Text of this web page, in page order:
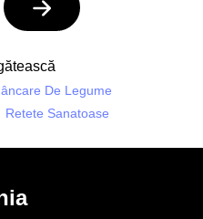
De Legume
Retete Sanatoase